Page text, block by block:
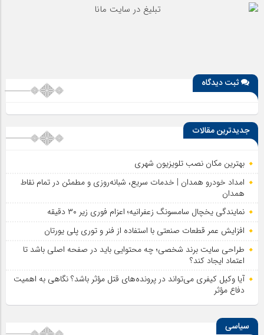
ثبت دیدگاه
جدیدترین مقالات
بهترین مکان نصب تلویزیون شهری
امداد خودرو همدان | خدمات سریع، شبانه‌روزی و مطمئن در تمام نقاط
همدان
نمایندگی یخچال سامسونگ زعفرانیه؛ اعزام فوری زیر ۳۰ دقیقه
افزایش عمر قطعات صنعتی با استفاده از فنر و توری پلی یورتان
طراحی سایت برند شخصی؛ چه محتوایی باید در صفحه اصلی باشد تا
اعتماد ایجاد کند؟
آیا وکیل کیفری می‌تواند در پرونده‌های قتل مؤثر باشد؟ نگاهی به اهمیت
دفاع مؤثر
سیاسی